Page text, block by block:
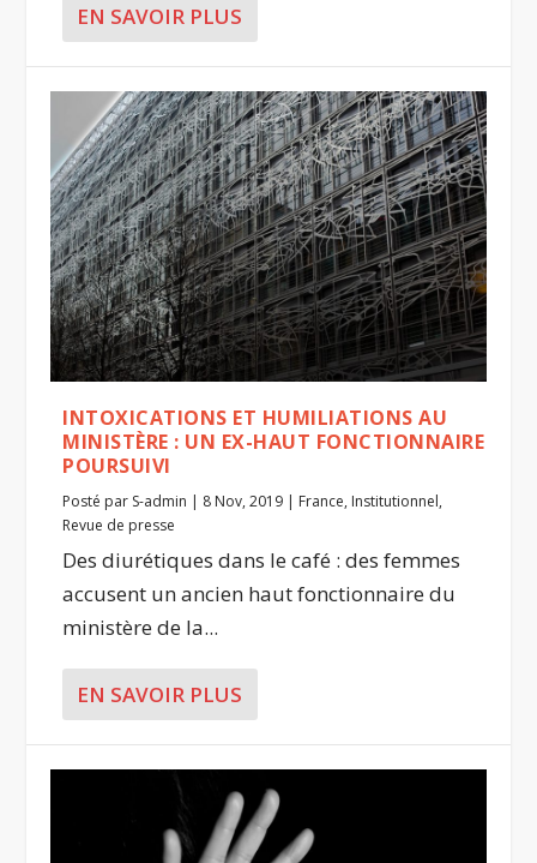
EN SAVOIR PLUS
INTOXICATIONS ET HUMILIATIONS AU
MINISTÈRE : UN EX-HAUT FONCTIONNAIRE
POURSUIVI
Posté par S-admin | 8 Nov, 2019 | France, Institutionnel,
Revue de presse
Des diurétiques dans le café : des femmes
accusent un ancien haut fonctionnaire du
ministère de la...
EN SAVOIR PLUS